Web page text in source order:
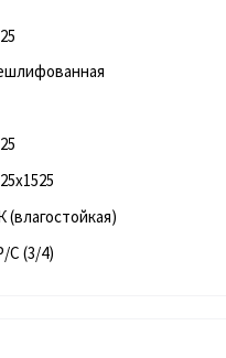
(влагостойкая)
С (3/4)